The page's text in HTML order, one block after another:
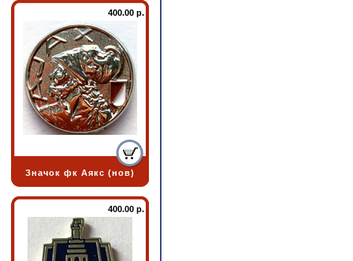
400.00 р.
Значок фк Аякс (нов)
400.00 р.